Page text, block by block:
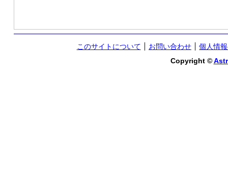
このサイトについて お問い合わせ
個人情
Copyright ©